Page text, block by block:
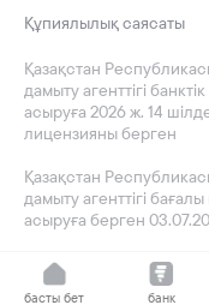
Қазақстан
дамыту агенттігі
асыруға 2026 ж. 14
лицензияны берген
Қазақстан
дамыту агенттігі
асыруға берген
Құпиялылық саясаты
басты бет банк